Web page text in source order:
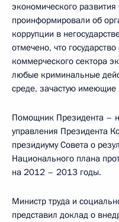
экономического
проинформировали об
коррупции в
отмечено, что
коммерческого сектора
любые криминальные
среде, зачастую
Помощник Президента –
управления Президента
президиуму Совета о
Национального плана
на 2012 – 2013 годы.
Министр труда и
представил доклад о